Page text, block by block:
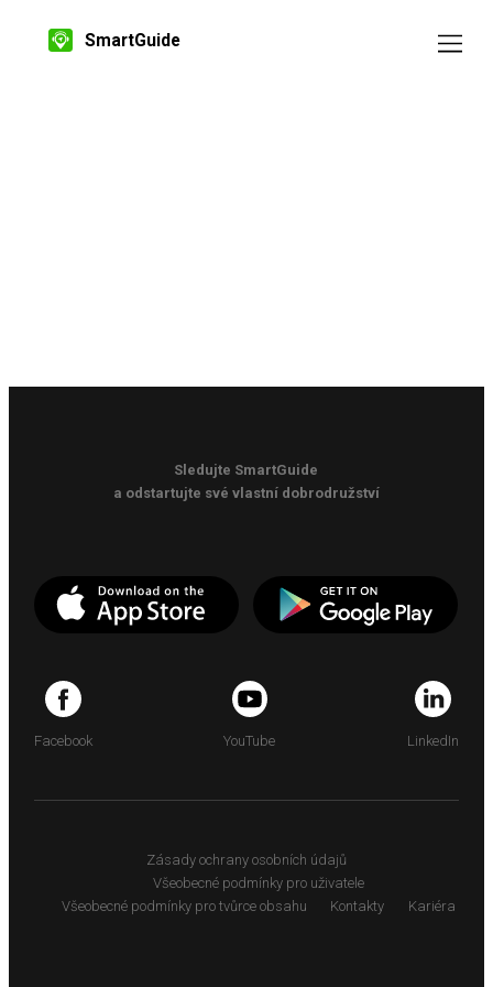
SmartGuide
Sledujte SmartGuide
a odstartujte své vlastní dobrodružství
Facebook YouTube LinkedIn
Zásady ochrany osobních údajů
Všeobecné podmínky pro uživatele
Všeobecné podmínky pro tvůrce obsahu
Kontakty Kariéra